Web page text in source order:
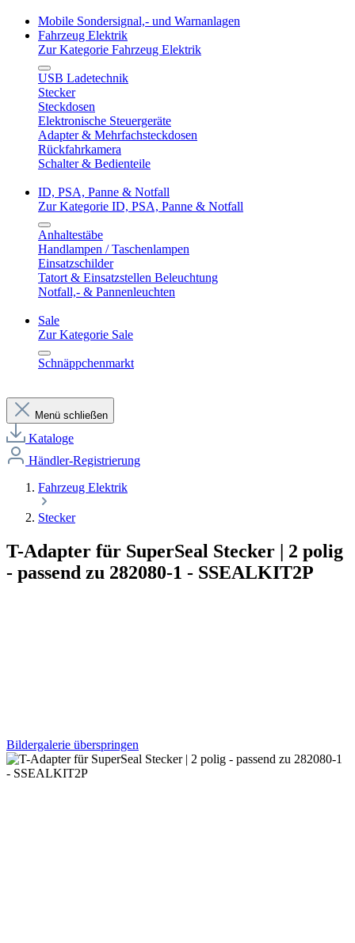
Mobile Sondersignal,- und Warnanlagen
Fahrzeug Elektrik
Zur Kategorie Fahrzeug Elektrik
USB Ladetechnik
Stecker
Steckdosen
Elektronische Steuergeräte
Adapter & Mehrfachsteckdosen
Rückfahrkamera
Schalter & Bedienteile
ID, PSA, Panne & Notfall
Zur Kategorie ID, PSA, Panne & Notfall
Anhaltestäbe
Handlampen / Taschenlampen
Einsatzschilder
Tatort & Einsatzstellen Beleuchtung
Notfall,- & Pannenleuchten
Sale
Zur Kategorie Sale
Schnäppchenmarkt
Menü schließen
Kataloge
Händler-Registrierung
Fahrzeug Elektrik
Stecker
T-Adapter für SuperSeal Stecker | 2 polig
- passend zu 282080-1 - SSEALKIT2P
Bildergalerie überspringen